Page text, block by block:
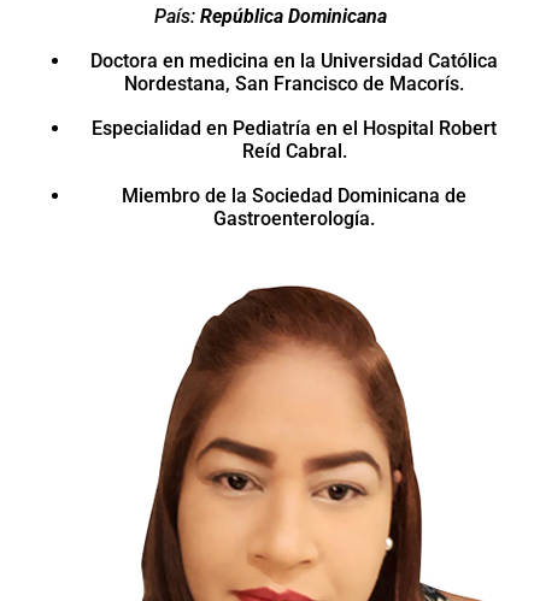
País: República Dominicana
Doctora en medicina en la Universidad Católica
Nordestana, San Francisco de Macorís.
Especialidad en Pediatría en el Hospital Robert
Reíd Cabral.
Miembro de la Sociedad Dominicana de
Gastroenterología.